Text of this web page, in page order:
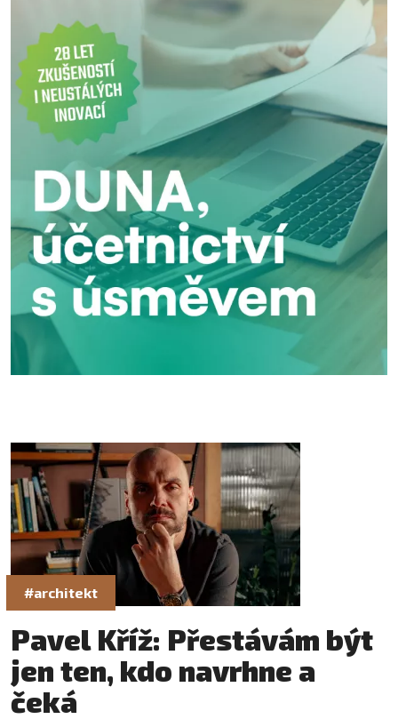
#architekt
Pavel Kříž: Přestávám být
jen ten, kdo navrhne a
čeká